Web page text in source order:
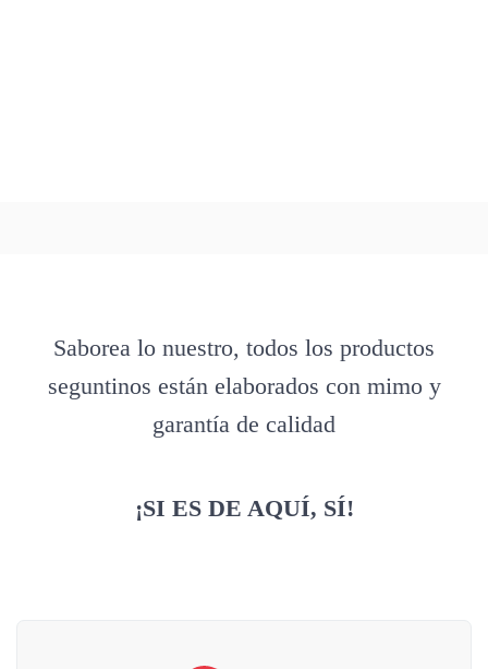
Saborea lo nuestro, todos los productos
seguntinos están elaborados con mimo y
garantía de calidad
¡SI ES DE AQUÍ, SÍ!